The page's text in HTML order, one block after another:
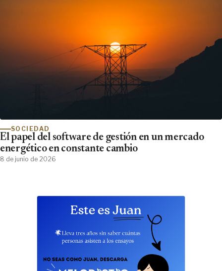
SOCIEDAD
El papel del software de gestión en un mercado
energético en constante cambio
8 de junio de 2026